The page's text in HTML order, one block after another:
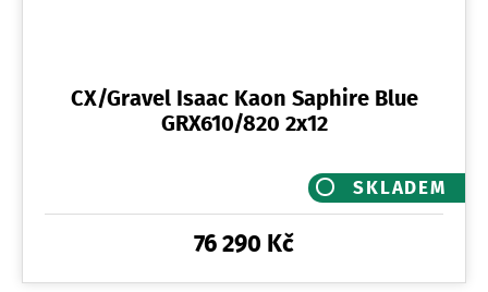
CX/Gravel Isaac Kaon Saphire Blue
GRX610/820 2x12
SKLADEM
76 290 Kč